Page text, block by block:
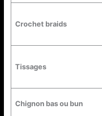
Crochet braids
Tissages
Chignon bas ou bun